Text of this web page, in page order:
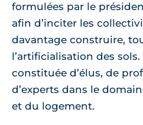
formulées par le
afin d’inciter les
davantage construire,
l’artificialisation des
constituée d’élus, de
d’experts dans le
et du logement.